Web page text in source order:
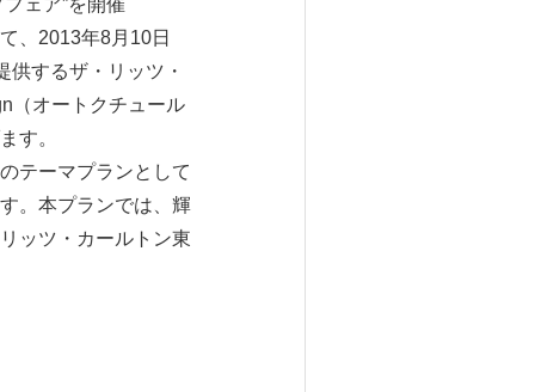
ェア”を開催
、2013年8月10日
供するザ・リッツ・
（オートクチュール
す。
テーマプランとして
。本プランでは、輝
ッツ・カールトン東